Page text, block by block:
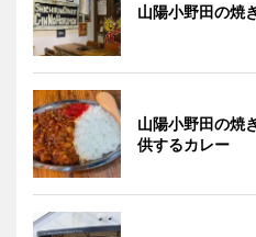
山陽小野田の焼
山陽小野田の焼
供するカレー